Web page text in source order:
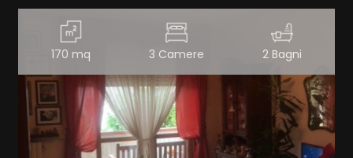
170 mq 3 Camere 2 Bagni